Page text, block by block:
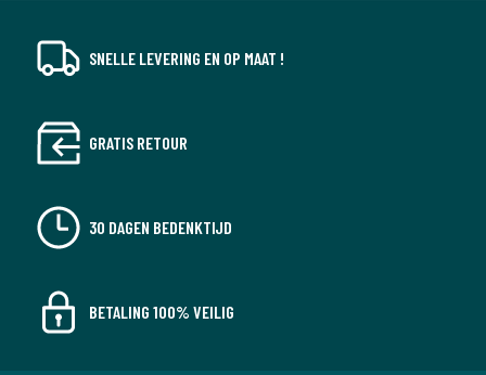
SNELLE LEVERING EN OP MAAT !
GRATIS RETOUR
30 DAGEN BEDENKTIJD
BETALING 100% VEILIG